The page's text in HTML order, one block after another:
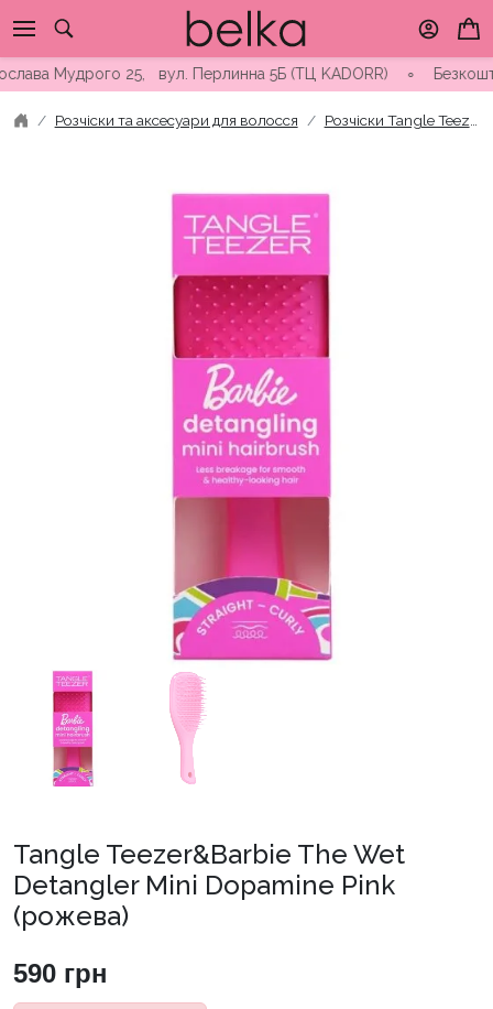
to
content
Мудрого 25, вул. Перлинна 5Б (ТЦ KADORR) ∘ Безкоштовна
Розчіски та аксесуари для волосся Розчіски Tangle Teezer
Tangle Teezer&Barbie The Wet
Detangler Mini Dopamine Pink
(рожева)
590 грн